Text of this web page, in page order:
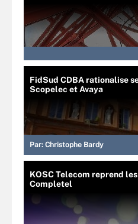
FidSud CDBA rationalise
Scopelec et Avaya
Par: Christophe Bardy
KOSC Telecom reprend
Completel